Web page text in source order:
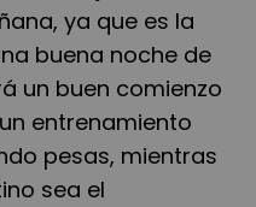
ya que es la
buena noche de
un buen comienzo
entrenamiento
pesas, mientras
sea el